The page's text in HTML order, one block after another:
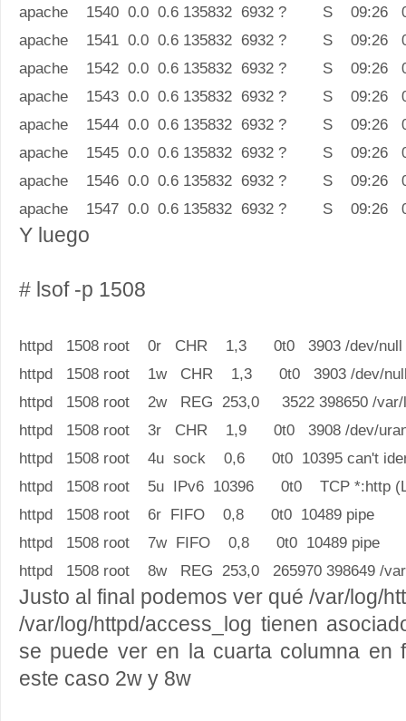
apache 1540 0.0 0.6 135832 6932 ? S 09:26
apache 1541 0.0 0.6 135832 6932 ? S 09:26
apache 1542 0.0 0.6 135832 6932 ? S 09:26
apache 1543 0.0 0.6 135832 6932 ? S 09:26
apache 1544 0.0 0.6 135832 6932 ? S 09:26
apache 1545 0.0 0.6 135832 6932 ? S 09:26
apache 1546 0.0 0.6 135832 6932 ? S 09:26
apache 1547 0.0 0.6 135832 6932 ? S 09:26
Y luego
# lsof -p 1508
httpd 1508 root 0r CHR 1,3 0t0 3903 /dev/null
httpd 1508 root 1w CHR 1,3 0t0 3903 /dev/
httpd 1508 root 2w REG 253,0 3522 398650 /var/
httpd 1508 root 3r CHR 1,9 0t0 3908 /dev/
httpd 1508 root 4u sock 0,6 0t0 10395 can't
httpd 1508 root 5u IPv6 10396 0t0 TCP *:http
httpd 1508 root 6r FIFO 0,8 0t0 10489 pipe
httpd 1508 root 7w FIFO 0,8 0t0 10489 pipe
httpd 1508 root 8w REG 253,0 265970 398649 /var/
Justo al final podemos ver qué /var/log/
/var/log/httpd/access_log tienen
se puede ver en la cuarta columna en
este caso 2w y 8w